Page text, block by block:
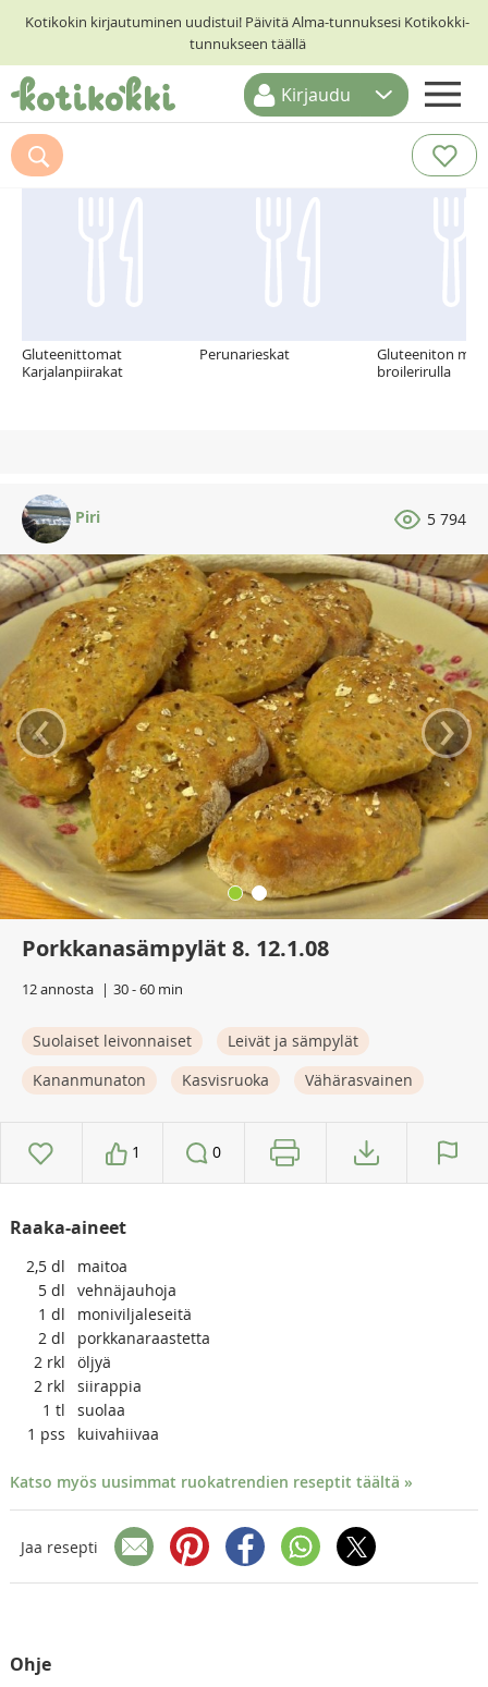
Kotikokin kirjautuminen uudistui! Päivitä Alma-tunnuksesi Kotikokki-
tunnukseen täällä
ETUSIVU
RESEPTIHAKU
Kirjaudu
Suosittelemme myös
Gluteenittomat
Karjalanpiirakat
Perunarieskat
Gluteeniton
broilerirulla
Piri 5 794
‹ ›
Porkkanasämpylät 8. 12.1.08
12 annosta 30 - 60 min
Suolaiset leivonnaiset
Leivät ja sämpylät
Kananmunaton
Kasvisruoka Vähärasvainen
1 0
Raaka-aineet
2,5 dl
maitoa
5 dl
vehnäjauhoja
1 dl
moniviljaleseitä
2 dl
porkkanaraastetta
2 rkl
öljyä
2 rkl
siirappia
1 tl
suolaa
1 pss kuivahiivaa
Katso myös uusimmat ruokatrendien reseptit täältä »
Jaa resepti
Ohje